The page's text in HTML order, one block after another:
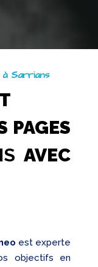
Sarrians
PAGES
AVEC
est experte
objectifs en